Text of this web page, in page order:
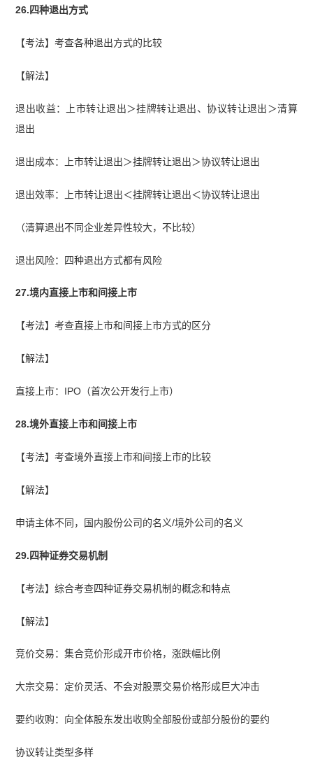
26.四种退出方式
【考法】考查各种退出方式的比较
【解法】
退出收益：上市转让退出＞挂牌转让退出、协议转让退出＞清算
退出
退出成本：上市转让退出＞挂牌转让退出＞协议转让退出
退出效率：上市转让退出＜挂牌转让退出＜协议转让退出
（清算退出不同企业差异性较大，不比较）
退出风险：四种退出方式都有风险
27.境内直接上市和间接上市
【考法】考查直接上市和间接上市方式的区分
【解法】
直接上市：IPO（首次公开发行上市）
28.境外直接上市和间接上市
【考法】考查境外直接上市和间接上市的比较
【解法】
申请主体不同，国内股份公司的名义/境外公司的名义
29.四种证券交易机制
【考法】综合考查四种证券交易机制的概念和特点
【解法】
竞价交易：集合竞价形成开市价格，涨跌幅比例
大宗交易：定价灵活、不会对股票交易价格形成巨大冲击
要约收购：向全体股东发出收购全部股份或部分股份的要约
协议转让类型多样